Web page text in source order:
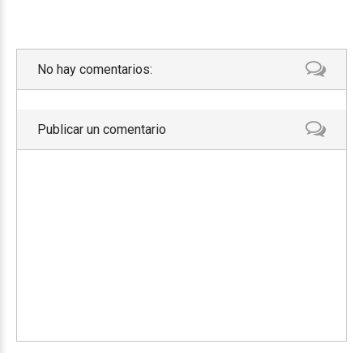
No hay comentarios:
Publicar un comentario